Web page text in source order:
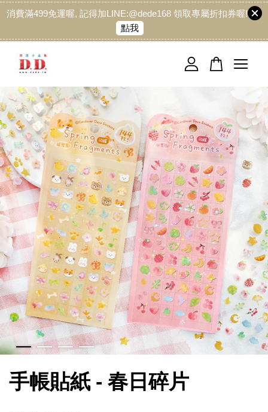
消費滿499免運喔, 記得加LINE:@dede168 領取專屬折扣券喔!
點我
手帳貼紙 - 春日碎片
您的購物車目前還是空的。